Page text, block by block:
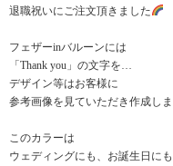
退職祝いにご注文頂きました
フェザーinバルーンには
「Thank you」の文字を…
デザイン等はお客様に
参考画像を見ていただき作成し
このカラーは
ウェディングにも、お誕生日に